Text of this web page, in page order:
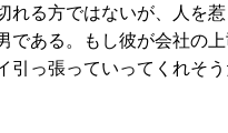
れる方ではないが、人を
である。もし彼が会社の
引っ張っていってくれそう